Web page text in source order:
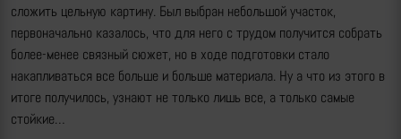
сложить цельную картину. Был выбран небольшой участок,
первоначально казалось, что для него с трудом получится собрать
более-менее связный сюжет, но в ходе подготовки стало
накапливаться все больше и больше материала. Ну а что из этого в
итоге получилось, узнают не только лишь все, а только самые
стойкие…